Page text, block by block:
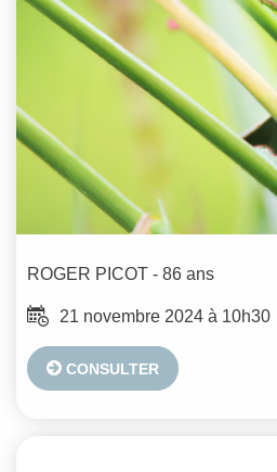
ROGER PICOT - 86 ans
21 novembre 2024 à 10h30
CONSULTER